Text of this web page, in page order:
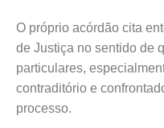
O próprio acórdão cita
de Justiça no sentido de
particulares,
contraditório e
processo.